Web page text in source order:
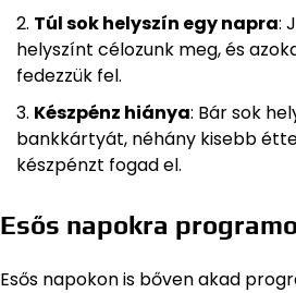
Túl sok helyszín egy napra:
helyszínt célozunk meg, és
fedezzük fel.
Készpénz hiánya: Bár sok
bankkártyát, néhány kisebb
készpénzt fogad el.
Esős napokra
Esős napokon is bőven akad